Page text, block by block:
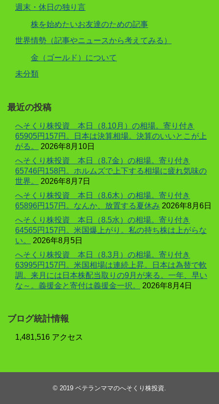
週末・休日の独り言
株を始めたいお友達のための記事
世界情勢（記事やニュースから考えてみる）
金（ゴールド）について
未分類
最近の投稿
へそくり株投資 本日（8.10月）の相場。寄り付き
65905円157円。日本は決算相場。決算のいいとこが上
がる。
2026年8月10日
へそくり株投資 本日（8.7金）の相場。寄り付き
65746円158円。ホルムズで上下する相場に疲れ気味の
世界。
2026年8月7日
へそくり株投資 本日（8.6木）の相場。寄り付き
65896円157円。なんか、放置する夏休み 2026年8月6日
へそくり株投資 本日（8.5水）の相場。寄り付き
64565円157円。米国爆上がり。私の持ち株は上がらな
い。
2026年8月5日
へそくり株投資 本日（8.3月）の相場。寄り付き
63995円157円。米国相場は連続上昇。日本は為替で軟
調。来月には日本株配当取りの9月が来る。一年、早い
な～。義援金と寄付は義援金一択。
2026年8月4日
ブログ統計情報
1,481,516 アクセス
© 2019 ベテランママのへそくり株投資